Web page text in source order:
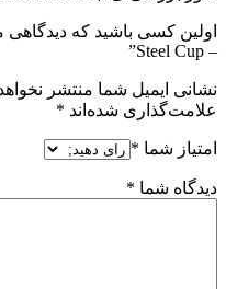
اولین کسی باشید که دیدگاهی
– Steel Cup”
نشانی ایمیل شما منتشر
علامت‌گذاری شده‌اند *
امتیاز شما *
دیدگاه شما *